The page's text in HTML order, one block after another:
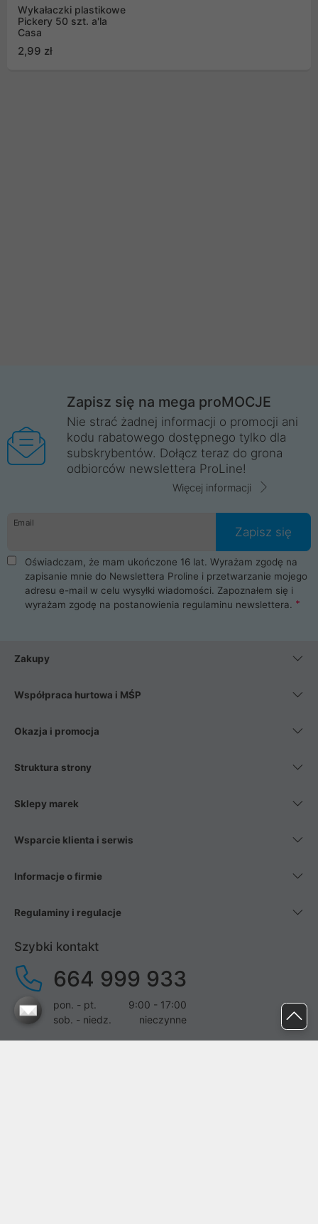
Wykałaczki plastikowe
Pickery 50 szt. a'la
Casa
2,99 zł
Zapisz się na mega proMOCJE
Nie strać żadnej informacji o promocji ani
kodu rabatowego dostępnego tylko dla
subskrybentów. Dołącz teraz do grona
odbiorców newslettera ProLine!
Więcej informacji
Email
Zapisz się
Oświadczam, że mam ukończone 16 lat. Wyrażam zgodę na
zapisanie mnie do Newslettera Proline i przetwarzanie mojego
adresu e-mail w celu wysyłki wiadomości. Zapoznałem się i
wyrażam zgodę na postanowienia regulaminu newslettera.
Zakupy
Współpraca hurtowa i MŚP
Okazja i promocja
Struktura strony
Sklepy marek
Wsparcie klienta i serwis
Informacje o firmie
Regulaminy i regulacje
Szybki kontakt
664 999 933
pon. - pt.
9:00 - 17:00
sob. - niedz.
nieczynne